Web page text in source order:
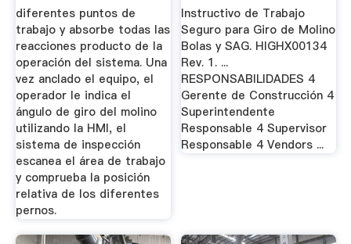
diferentes puntos de
trabajo y absorbe todas las
reacciones producto de la
operación del sistema. Una
vez anclado el equipo, el
operador le indica el
ángulo de giro del molino
utilizando la HMI, el
sistema de inspección
escanea el área de trabajo
y comprueba la posición
relativa de los diferentes
pernos.
Instructivo de Trabajo
Seguro para Giro de Molino
Bolas y SAG. HIGHX00134
Rev. 1. ...
RESPONSABILIDADES 4
Gerente de Construcción 4
Superintendente
Responsable 4 Supervisor
Responsable 4 Vendors ...